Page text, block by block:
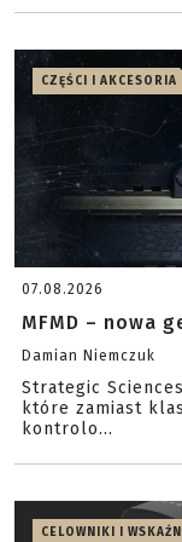
CZĘŚCI I AKCESORIA
07.08.2026
MFMD – nowa
Damian Niemczuk
Strategic
które zamiast
kontrolo...
CELOWNIKI I